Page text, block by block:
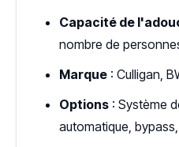
Capacité de
nombre de
Marque : Culligan,
Options : Système
automatique,